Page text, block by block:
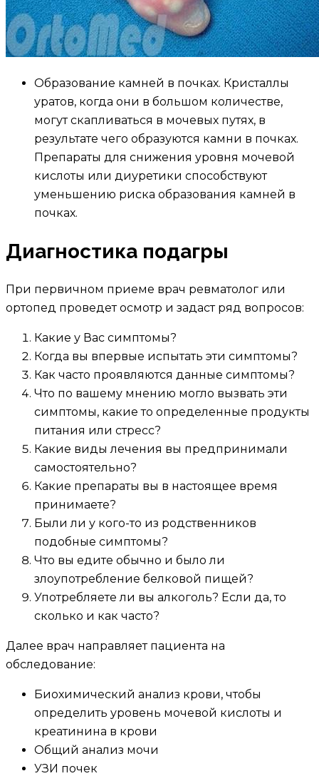
Образование камней в почках. Кристаллы
уратов, когда они в большом количестве,
могут скапливаться в мочевых путях, в
результате чего образуются камни в почках.
Препараты для снижения уровня мочевой
кислоты или диуретики способствуют
уменьшению риска образования камней в
почках.
Диагностика подагры
При первичном приеме врач ревматолог или
ортопед проведет осмотр и задаст ряд вопросов:
Какие у Вас симптомы?
Когда вы впервые испытать эти симптомы?
Как часто проявляются данные симптомы?
Что по вашему мнению могло вызвать эти
симптомы, какие то определенные продукты
питания или стресс?
Какие виды лечения вы предпринимали
самостоятельно?
Какие препараты вы в настоящее время
принимаете?
Были ли у кого-то из родственников
подобные симптомы?
Что вы едите обычно и было ли
злоупотребление белковой пищей?
Употребляете ли вы алкоголь? Если да, то
сколько и как часто?
Далее врач направляет пациента на
обследование:
Биохимический анализ крови, чтобы
определить уровень мочевой кислоты и
креатинина в крови
Общий анализ мочи
УЗИ почек